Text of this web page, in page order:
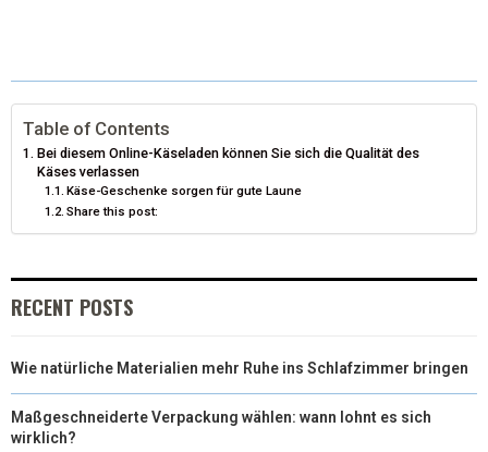
T
T
E
R
)
O
K
R
S
T
D
N
Table of Contents
Bei diesem Online-Käseladen können Sie sich die Qualität des
Käses verlassen
Käse-Geschenke sorgen für gute Laune
Share this post:
RECENT POSTS
Wie natürliche Materialien mehr Ruhe ins Schlafzimmer bringen
Maßgeschneiderte Verpackung wählen: wann lohnt es sich
wirklich?